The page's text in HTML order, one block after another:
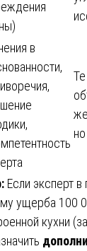
в
Если эксперт
ущерба 100
кухни